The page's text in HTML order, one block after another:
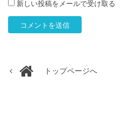
新しい投稿をメールで受け取る
トップページへ